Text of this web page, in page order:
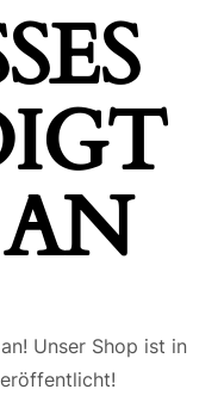
K
S
Unser Shop ist in